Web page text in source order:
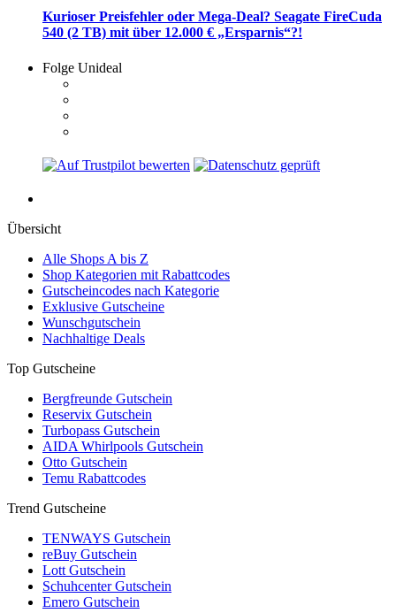
Kurioser Preisfehler oder Mega-Deal? Seagate FireCuda
540 (2 TB) mit über 12.000 € „Ersparnis“?!
Folge Unideal
Übersicht
Alle Shops A bis Z
Shop Kategorien mit Rabattcodes
Gutscheincodes nach Kategorie
Exklusive Gutscheine
Wunschgutschein
Nachhaltige Deals
Top Gutscheine
Bergfreunde Gutschein
Reservix Gutschein
Turbopass Gutschein
AIDA Whirlpools Gutschein
Otto Gutschein
Temu Rabattcodes
Trend Gutscheine
TENWAYS Gutschein
reBuy Gutschein
Lott Gutschein
Schuhcenter Gutschein
Emero Gutschein